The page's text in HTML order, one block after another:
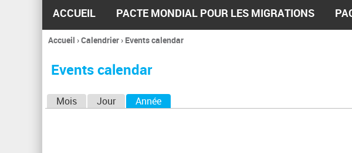
ACCUEIL PACTE MONDIAL POUR LES MIGRATIONS
Vous
ici
Accueil ›Calendrier› Events calendar
Events calendar
Mois Jour Année